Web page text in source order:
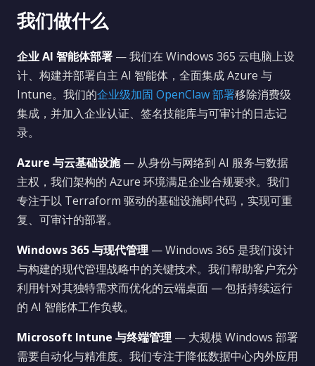
我们做什么
企业 AI 智能体部署 — 我们在 Windows 365 云电脑上设
计、构建并部署自主 AI 智能体，全面集成 Azure 与
Intune。我们的企业级加固 OpenClaw 部署移除消费级
集成，并加入企业认证、签名技能库与可审计的日志记
录。
Azure 与云基础设施— 从身份与网络到 AI 服务与数据
主权，我们架构的 Azure 环境满足企业合规要求。我们
专注于以 Terraform 驱动的基础设施即代码，实现可重
复、可审计的部署。
Windows 365 与现代管理 — Windows 365 是我们设计
与构建的现代管理战略中的关键技术。我们帮助客户充分
利用针对其独特需求而优化的云端桌面 — 包括持续运行
的 AI 智能体工作负载。
Microsoft Intune 与终端管理 — 大规模 Windows 部署
需要自动化与精准度。我们专注于降低数据中心内外应用